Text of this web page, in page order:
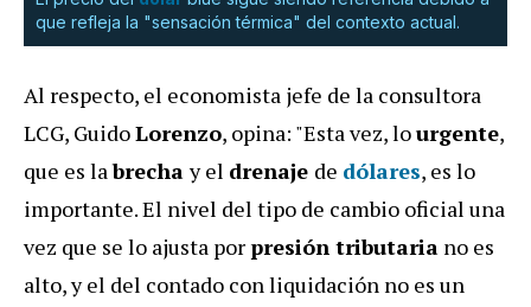
que refleja la "sensación térmica" del contexto actual.
Al respecto, el economista jefe de la consultora
LCG, GuidoLorenzo, opina: "Esta vez, lourgente,
que es labrechay el drenaje de dólares, es lo
importante. El nivel del tipo de cambio oficial una
vez que se lo ajusta porpresión tributaria no es
alto, y el del contado con liquidación no es un